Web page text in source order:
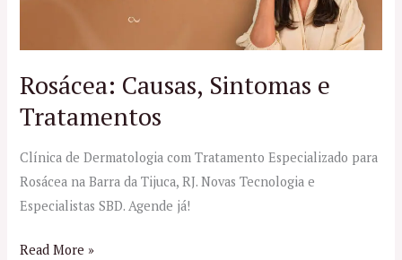
Rosácea: Causas, Sintomas e
Tratamentos
Clínica de Dermatologia com Tratamento Especializado para
Rosácea na Barra da Tijuca, RJ. Novas Tecnologia e
Especialistas SBD. Agende já!
Read More »